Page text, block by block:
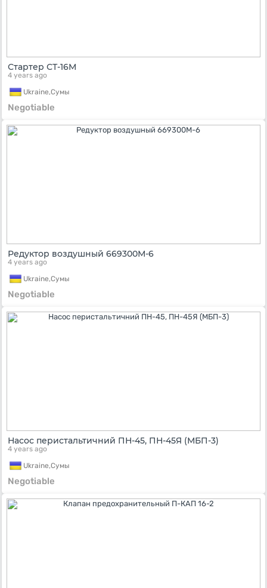
Стартер СТ-16М
4 years ago
Ukraine,Сумы
Negotiable
Редуктор воздушный 669300М-6
4 years ago
Ukraine,Сумы
Negotiable
Насос перистальтичний ПН-45, ПН-45Я (МБП-3)
4 years ago
Ukraine,Сумы
Negotiable